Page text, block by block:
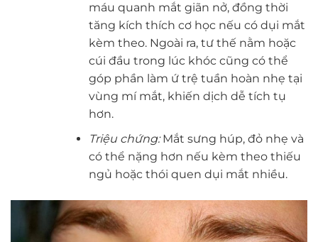
máu quanh mắt giãn nở, đồng thời
tăng kích thích cơ học nếu có dụi mắt
kèm theo. Ngoài ra, tư thế nằm hoặc
cúi đầu trong lúc khóc cũng có thể
góp phần làm ứ trệ tuần hoàn nhẹ tại
vùng mí mắt, khiến dịch dễ tích tụ
hơn.
Triệu chứng:Mắt sưng húp, đỏ nhẹ và
có thể nặng hơn nếu kèm theo thiếu
ngủ hoặc thói quen dụi mắt nhiều.